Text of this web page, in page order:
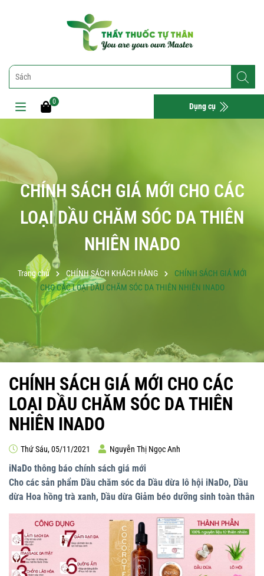
0 Dụng cụ
CHÍNH SÁCH GIÁ MỚI CHO CÁC
LOẠI DẦU CHĂM SÓC DA THIÊN
NHIÊN INADO
Trang chủ CHÍNH SÁCH KHÁCH HÀNG
CHÍNH SÁCH GIÁ MỚI
CHO CÁC LOẠI DẦU CHĂM SÓC DA THIÊN NHIÊN INADO
CHÍNH SÁCH GIÁ MỚI CHO CÁC
LOẠI DẦU CHĂM SÓC DA THIÊN
NHIÊN INADO
Thứ Sáu, 05/11/2021 Nguyễn Thị Ngọc Anh
iNaDo thông báo chính sách giá mới
Cho các sản phẩm Dầu chăm sóc da Dầu dừa lô hội iNaDo, Dầu
dừa Hoa hồng trà xanh, Dầu dừa Giảm béo dưỡng sinh toàn thân